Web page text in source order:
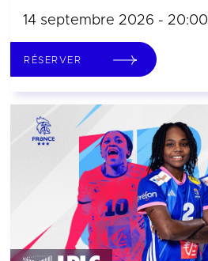
14 septembre 2026 - 20:00
RÉSERVER